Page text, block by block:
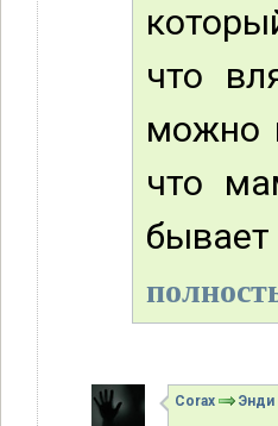
что
можно
что
Corax Энди